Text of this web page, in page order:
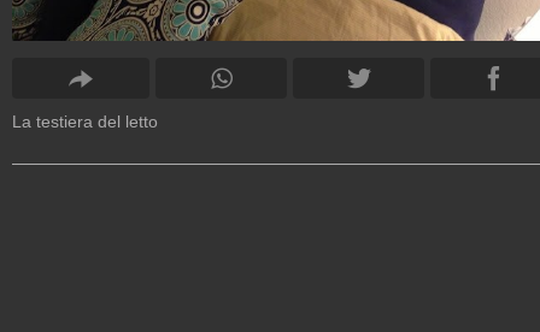
La testiera del letto